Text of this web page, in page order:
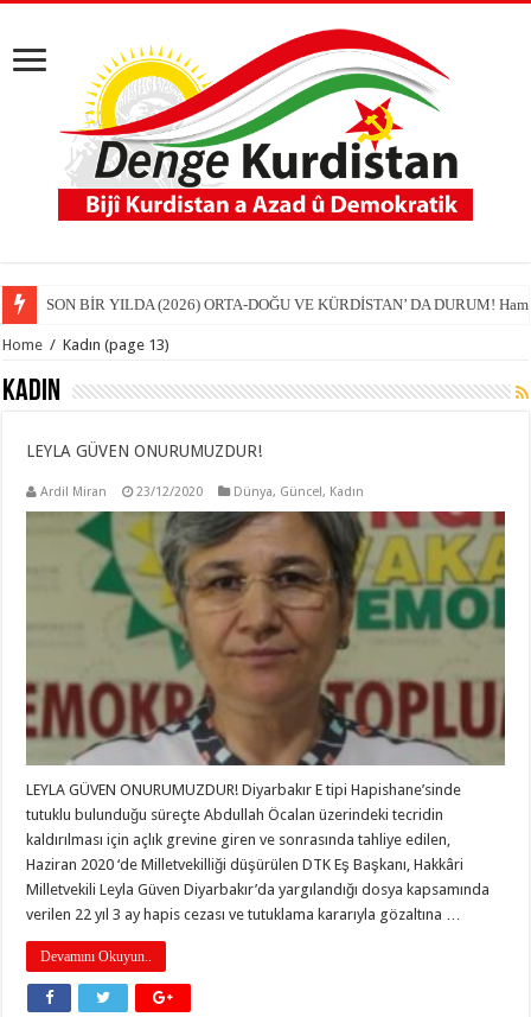
SON BİR YILDA (2026) ORTA-DOĞU VE KÜRDİSTAN’ DA DURUM!
Home / Kadın (page 13)
Kadın
LEYLA GÜVEN ONURUMUZDUR!
Ardil Miran 23/12/2020 Dünya, Güncel, Kadın
LEYLA GÜVEN ONURUMUZDUR! Diyarbakır E tipi Hapishane’sinde
tutuklu bulunduğu süreçte Abdullah Öcalan üzerindeki tecridin
kaldırılması için açlık grevine giren ve sonrasında tahliye edilen,
Haziran 2020 ‘de Milletvekilliği düşürülen DTK Eş Başkanı, Hakkâri
Milletvekili Leyla Güven Diyarbakır’da yargılandığı dosya kapsamında
verilen 22 yıl 3 ay hapis cezası ve tutuklama kararıyla gözaltına …
Devamını Okuyun..